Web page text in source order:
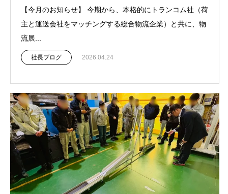
【今月のお知らせ】 今期から、本格的にトランコム社（荷
主と運送会社をマッチングする総合物流企業）と共に、物
流展...
社長ブログ 2026.04.24